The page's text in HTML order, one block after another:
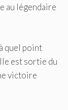
au légendaire
quel point
est sortie du
victoire